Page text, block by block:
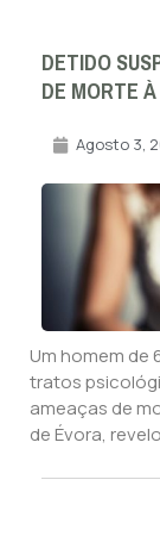
DETIDO
DE MORTE
Agosto 3,
Um homem de
tratos
ameaças de
de Évora,